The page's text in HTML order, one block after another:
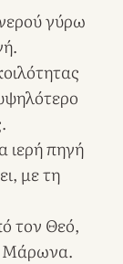
γύρω
ιερή πηγή
με τη
τον Θεό,
Μάρωνα.